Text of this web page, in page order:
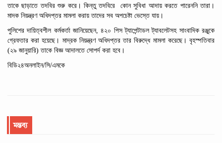
তাকে ছাড়াতে তদবির শুরু করে। কিন্তু তদবিরে
কোন সুবিধা আদায় করতে পারেননি তারা।
মাদক নিয়ন্ত্রণ অধিদপ্তর মামলা করায় তাদের সব অপচেষ্টা ভেস্তে যায়।
পুলিশের দায়িত্বশীল কর্মকর্তা জানিয়েছেন, ৪২০ পিস ট্যাপেন্টাডল ট্যাবলেটসহ সাংবাদিক রঞ্জুকে
গ্রেফতার করা হয়েছে। মাদ্রক নিয়ন্ত্রণ অধিদপ্তর তার বিরুদ্ধে মামলা করেছে। বৃহস্পতিবার
(২৯ জানুয়ারি) তাকে বিজ্ঞ আদালতে সোপর্দ করা হবে।
বিডি২৪অনলাইন/সি/এমকে
মন্তব্য